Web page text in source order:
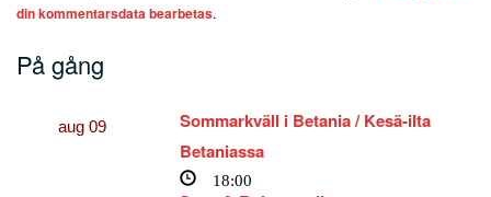
din kommentarsdata bearbetas.
På gång
aug 09
Sommarkväll i Betania / Kesä-ilta
Betaniassa
18:00